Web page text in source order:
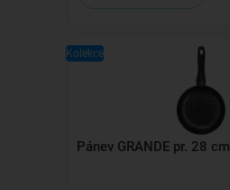
Kolekce
Pánev GRANDE pr. 28 cm